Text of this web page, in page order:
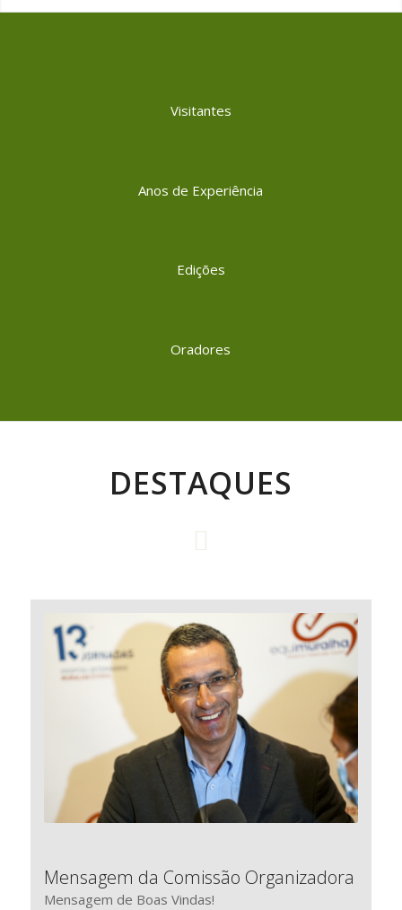
Visitantes
Anos de Experiência
Edições
Oradores
DESTAQUES
Mensagem da Comissão Organizadora
Mensagem de Boas Vindas!